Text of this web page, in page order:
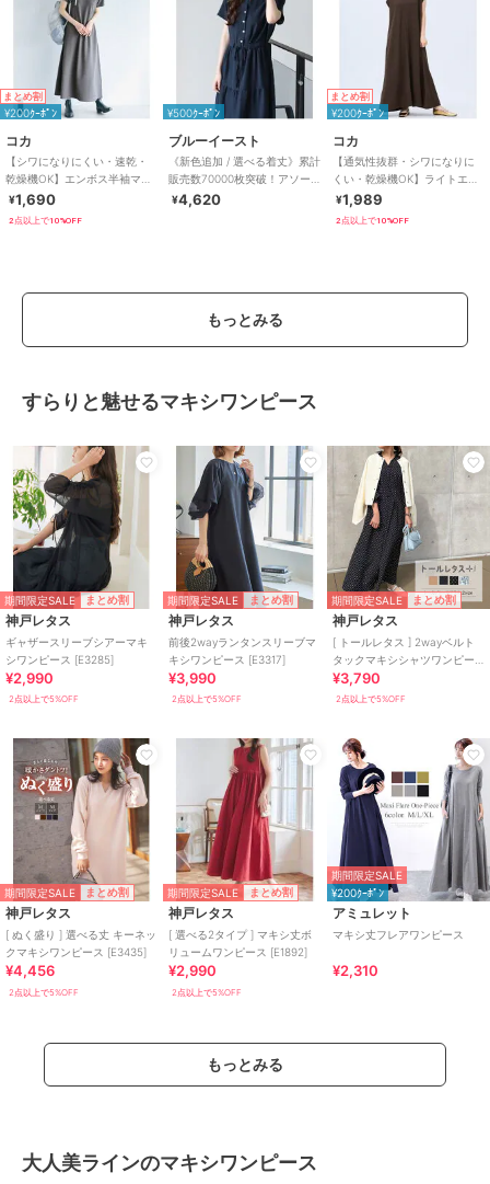
まとめ割
¥200ｸｰﾎﾟﾝ
コカ
【シワになりにくい・速乾・
乾燥機OK】エンボス半袖マキ
シワンピース 全4色
¥1,690
2点以上で10%OFF
¥500ｸｰﾎﾟﾝ
ブルーイースト
《新色追加 / 選べる着丈》累計
販売数70000枚突破！アソー
ト柄ワンピース
¥4,620
まとめ割
¥200ｸｰﾎﾟﾝ
コカ
【通気性抜群・シワになりに
くい・乾燥機OK】ライトエン
ボスマキシロールアップワン
ピース 全3色
¥1,989
2点以上で10%OFF
もっとみる
すらりと魅せるマキシワンピース
期間限定SALE まとめ割
神戸レタス
ギャザースリーブシアーマキ
シワンピース [E3285]
¥2,990
2点以上で5%OFF
期間限定SALE まとめ割
神戸レタス
前後2wayランタンスリーブマ
キシワンピース [E3317]
¥3,990
2点以上で5%OFF
期間限定SALE まとめ割
神戸レタス
[ トールレタス ] 2wayベルト
タックマキシシャツワンピー
ス [E3247]
¥3,790
2点以上で5%OFF
期間限定SALE まとめ割
神戸レタス
[ ぬく盛り ] 選べる丈 キーネッ
クマキシワンピース [E3435]
¥4,456
2点以上で5%OFF
期間限定SALE まとめ割
神戸レタス
[ 選べる2タイプ ] マキシ丈ボ
リュームワンピース [E1892]
¥2,990
2点以上で5%OFF
期間限定SALE
¥200ｸｰﾎﾟﾝ
アミュレット
マキシ丈フレアワンピース
¥2,310
もっとみる
大人美ラインのマキシワンピース